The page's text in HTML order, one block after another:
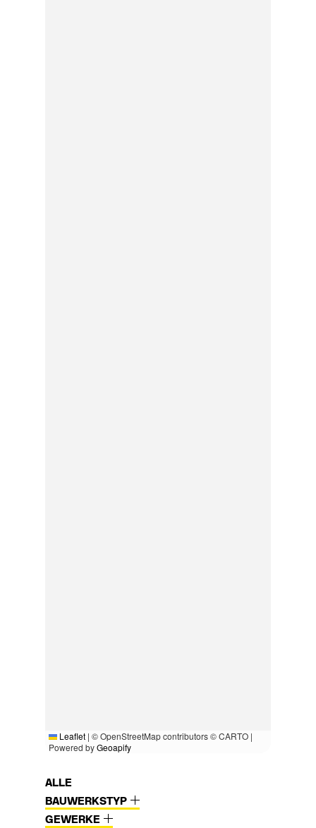
Leaflet | © OpenStreetMap contributors © CARTO |
Powered byGeoapify
ALLE
BAUWERKSTYP
GEWERKE